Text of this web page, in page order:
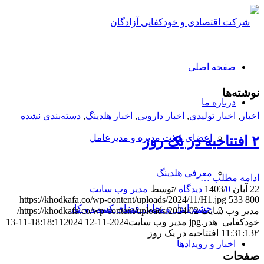
صفحه اصلی
درباره ما
اعضای هیئت مدیره و مدیرعامل
معرفی هلدینگ
چشم انداز و تحلیل فضای کسب و کار
اخبار و رویدادها
نوشته‌ها
اخبار , اخبار تولیدی, اخبار دارویی, اخبار هلدینگ, دسته‌بندی نشده
۲ ‎افتتاحیه در یک روز
ادامه مطلب …
22 آبان 1403
/0 دیدگاه /توسط مدیر وب سایت
https://khodkafa.co/wp-content/uploads/2024/11/H1.jpg 533 800
مدیر وب سایت
https://khodkafa.co/wp-content/uploads/2024/02/
خودکفایی_هدر.jpg
مدیر وب سایت2024-11-12 18:18:11
2024-11-13
11:31:13۲ ‎افتتاحیه در یک روز
صفحات